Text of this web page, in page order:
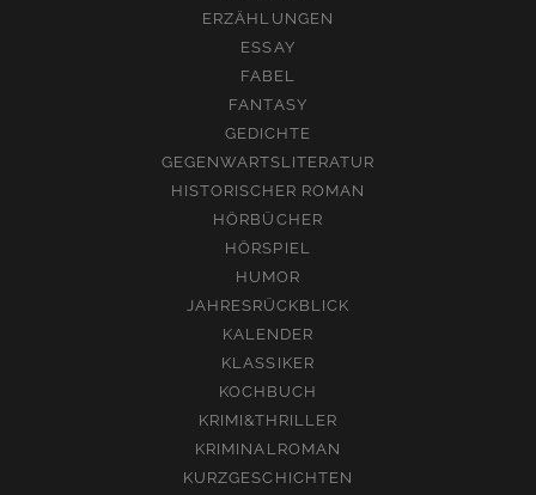
ERZÄHLUNGEN
ESSAY
FABEL
FANTASY
GEDICHTE
GEGENWARTSLITERATUR
HISTORISCHER ROMAN
HÖRBÜCHER
HÖRSPIEL
HUMOR
JAHRESRÜCKBLICK
KALENDER
KLASSIKER
KOCHBUCH
KRIMI&THRILLER
KRIMINALROMAN
KURZGESCHICHTEN